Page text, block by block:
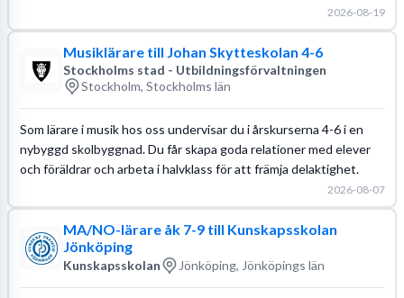
2026-08-19
Musiklärare till Johan Skytteskolan 4-6
Stockholms stad - Utbildningsförvaltningen
Stockholm, Stockholms län
Som lärare i musik hos oss undervisar du i årskurserna 4-6 i en
nybyggd skolbyggnad. Du får skapa goda relationer med elever
och föräldrar och arbeta i halvklass för att främja delaktighet.
2026-08-07
MA/NO-lärare åk 7-9 till Kunskapsskolan
Jönköping
Kunskapsskolan Jönköping, Jönköpings län